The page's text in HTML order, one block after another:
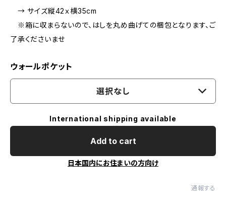
→ サイズ縦42ｘ横35cm
※箱に収まらないので、はしを丸め曲げての梱包となります、ご
了承くださいませ
ウォールポケット
選択なし
International shipping available
Add to cart
日本国内にお住まいの方向け
通報する